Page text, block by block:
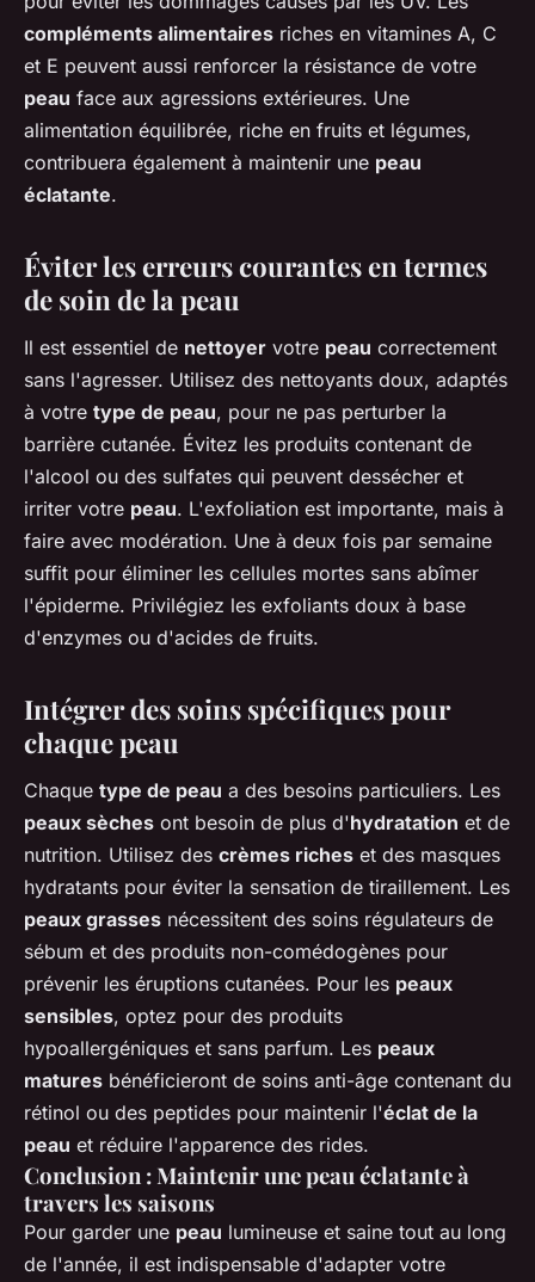
compléments alimentaires riches en vitamines A, C
et E peuvent aussi renforcer la résistance de votre
peau face aux agressions extérieures. Une
alimentation équilibrée, riche en fruits et légumes,
contribuera également à maintenir une peau
éclatante.
Éviter les erreurs courantes en termes
de soin de la peau
Il est essentiel de nettoyer votre peau correctement
sans l'agresser. Utilisez des nettoyants doux, adaptés
à votre type de peau, pour ne pas perturber la
barrière cutanée. Évitez les produits contenant de
l'alcool ou des sulfates qui peuvent dessécher et
irriter votre peau. L'exfoliation est importante, mais à
faire avec modération. Une à deux fois par semaine
suffit pour éliminer les cellules mortes sans abîmer
l'épiderme. Privilégiez les exfoliants doux à base
d'enzymes ou d'acides de fruits.
Intégrer des soins spécifiques pour
chaque peau
Chaque type de peau a des besoins particuliers. Les
peaux sèches ont besoin de plus d'hydratation et de
nutrition. Utilisez des crèmes riches et des masques
hydratants pour éviter la sensation de tiraillement. Les
peaux grasses nécessitent des soins régulateurs de
sébum et des produits non-comédogènes pour
prévenir les éruptions cutanées. Pour les peaux
sensibles, optez pour des produits
hypoallergéniques et sans parfum. Les peaux
matures bénéficieront de soins anti-âge contenant du
rétinol ou des peptides pour maintenir l'éclat de la
peau et réduire l'apparence des rides.
Conclusion : Maintenir une peau éclatante à
travers les saisons
Pour garder une peau lumineuse et saine tout au long
de l'année, il est indispensable d'adapter votre